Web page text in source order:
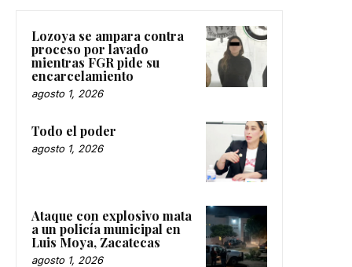
Lozoya se ampara contra
proceso por lavado
mientras FGR pide su
encarcelamiento
agosto 1, 2026
Todo el poder
agosto 1, 2026
Ataque con explosivo mata
a un policía municipal en
Luis Moya, Zacatecas
agosto 1, 2026